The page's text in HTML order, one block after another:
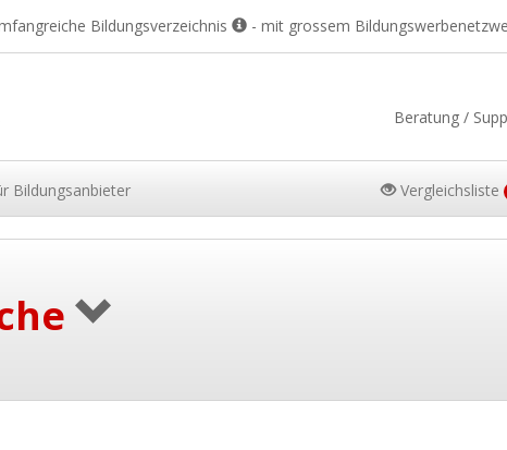
Bildungsverzeichnis - mit grossem
Beratung /
Bildungsanbieter Vergleichsliste